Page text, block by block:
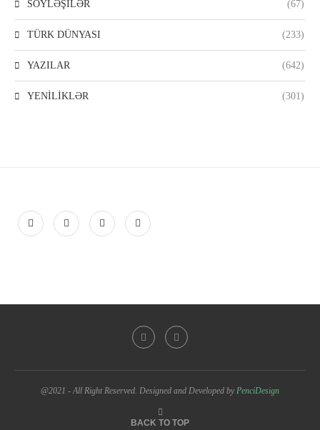
SÖYLƏŞİLƏR (67)
TÜRK DÜNYASI (233)
YAZILAR (642)
YENİLİKLƏR (301)
@2021 - All Right Reserved. Designed and Developed byPenciDesign
BACK TO TOP